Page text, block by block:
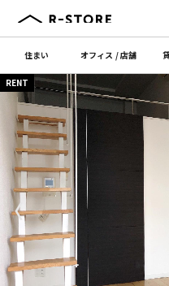
住まい オフィス /店舗
〈
RENT